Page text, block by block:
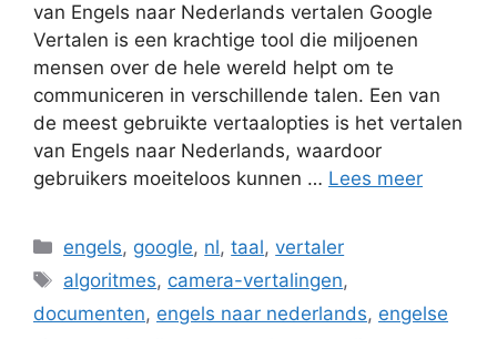
van Engels naar Nederlands vertalen Google
Vertalen is een krachtige tool die miljoenen
mensen over de hele wereld helpt om te
communiceren in verschillende talen. Een van
de meest gebruikte vertaalopties is het vertalen
van Engels naar Nederlands, waardoor
gebruikers moeiteloos kunnen … Lees meer
Categorieën
engels, google, nl,taal,vertaler
Tags
algoritmes, camera-vertalingen,
documenten, engels naar nederlands, engelse